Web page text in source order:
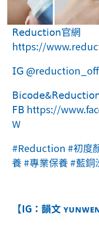
𝖱𝖾𝖽𝗎𝖼𝗍𝗂𝗈𝗇官網
https://
𝖨𝖦
𝖥𝖡 https://
W
#Reduction #初度
養 #專業保養 #藍銅
【IG：韻文